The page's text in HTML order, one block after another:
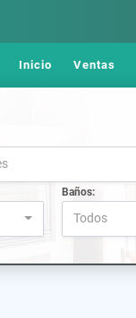
Inicio Ventas
Baños:
Todos